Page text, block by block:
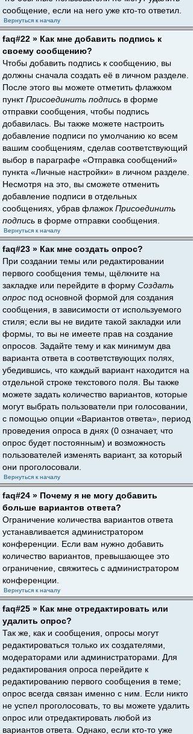
сообщение, если на него уже кто-то ответил.
Вернуться к началу
faq#22 » Как мне добавить подпись к
своему сообщению?
Чтобы добавить подпись к сообщению, вы
должны сначала создать её в личном разделе.
После этого вы можете отметить флажком
пунктПрисоединить подпись в форме
отправки сообщения, чтобы подпись
добавилась. Вы также можете настроить
добавление подписи по умолчанию ко всем
вашим сообщениям, сделав соответствующий
выбор в параграфе «Отправка сообщений»
пункта «Личные настройки» в личном разделе.
Несмотря на это, вы сможете отменить
добавление подписи в отдельных
сообщениях, убрав флажок Присоединить
подпись в форме отправки сообщения.
Вернуться к началу
faq#23 » Как мне создать опрос?
При создании темы или редактировании
первого сообщения темы, щёлкните на
закладке или перейдите в форму Создать
опрос под основной формой для создания
сообщения, в зависимости от используемого
стиля; если вы не видите такой закладки или
формы, то вы не имеете прав на создание
опросов. Задайте тему и как минимум два
варианта ответа в соответствующих полях,
убедившись, что каждый вариант находится на
отдельной строке текстового поля. Вы также
можете задать количество вариантов, которые
могут выбрать пользователи при голосовании,
с помощью опции «Вариантов ответа», период
проведения опроса в днях (0 означает, что
опрос будет постоянным) и возможность
пользователей изменять вариант, за который
они проголосовали.
Вернуться к началу
faq#24 » Почему я не могу добавить
больше вариантов ответа?
Ограничение количества вариантов ответа
устанавливается администратором
конференции. Если вам нужно добавить
количество вариантов, превышающее это
ограничение, свяжитесь с администратором
конференции.
Вернуться к началу
faq#25 » Как мне отредактировать или
удалить опрос?
Так же, как и сообщения, опросы могут
редактироваться только их создателями,
модераторами или администраторами. Для
редактирования опроса перейдите к
редактированию первого сообщения в теме;
опрос всегда связан именно с ним. Если никто
не успел проголосовать, то вы можете удалить
опрос или отредактировать любой из
вариантов ответа. Однако, если кто-то уже